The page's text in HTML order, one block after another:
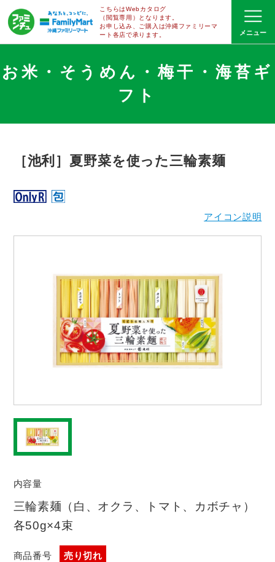
こちらはWebカタログ
（閲覧専用）となります。
お申し込み、ご購入は沖縄ファミリーマ
ート 各店で承ります。
お米・そうめん・梅干・海苔ギ
フト
［池利］夏野菜を使った三輪素麺
アイコン説明
内容量
三輪素麺（白、オクラ、トマト、カボチャ）
各50g×4束
商品番号 売り切れ